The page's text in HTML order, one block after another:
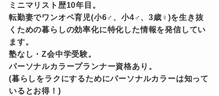
ミニマリスト歴10年目。
転勤妻でワンオペ育児(小6♂、小4♂、3歳♀)を生き抜
くための暮らしの効率化に特化した情報を発信してい
ます。
塾なし・Z会中学受験。
パーソナルカラープランナー資格あり。
(暮らしをラクにするためにパーソナルカラーは知って
いるとお得！)